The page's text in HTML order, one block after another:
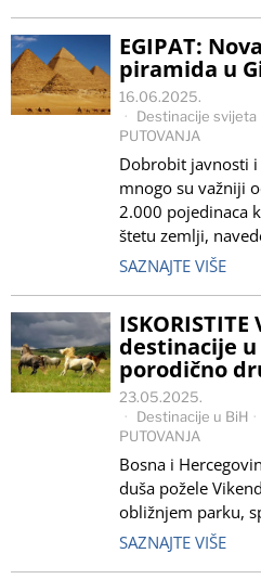
EGIPAT:
piramida u
16.06.2025.
Destinacije svijeta
PUTOVANJA
Dobrobit javnosti
mnogo su važniji
2.000 pojedinaca
štetu zemlji,
SAZNAJTE VIŠE
ISKORISTITE
destinacije u
porodično
23.05.2025.
Destinacije u BiH ·
PUTOVANJA
Bosna i
duša požele
obližnjem parku,
SAZNAJTE VIŠE